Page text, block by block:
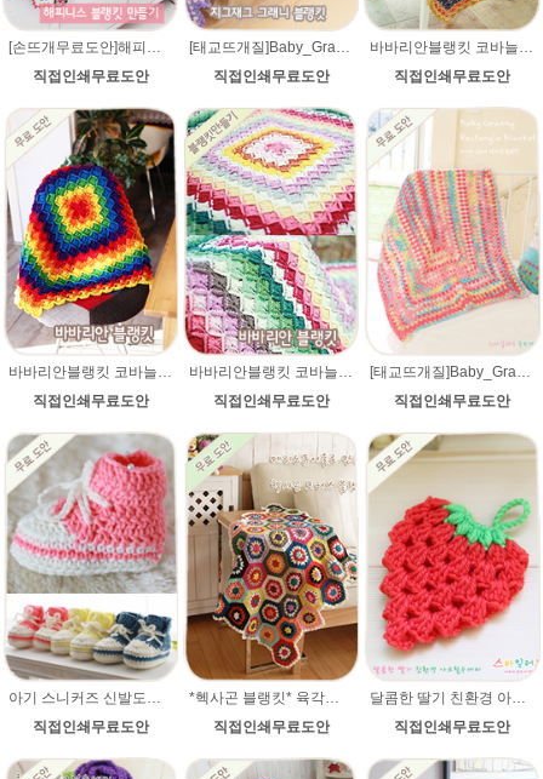
[손뜨개무료도안]해피니스 헥사곤 블랭킷뜨기/추천 육각형모티브도안 블랭킷 코바늘뜨기 패턴/핵사곤블랭킷/스마일러브 손뜨개
직접인쇄무료도안
[태교뜨개질]Baby_Granny 베이비 그래니(그레니) 지그재그 블랭킷(아기이불 코바늘뜨기) 무료도안
직접인쇄무료도안
바바리안블랭킷 코바늘뜨기 동영상/무료도안+ 뜨는법 설명_ 메리노퓨어울 털실로 제작. 북유럽블랭킷 코바늘뜨기
직접인쇄무료도안
바바리안블랭킷 코바늘뜨기 동영상/무료도안+ 뜨는법 설명_ 울라인 털실로 제작. 북유럽블랭킷 코바늘뜨기
직접인쇄무료도안
바바리안블랭킷 코바늘뜨기 동영상/무료도안+ 뜨는법 설명_ 에이미울 털실로 제작. 북유럽블랭킷 코바늘뜨기
직접인쇄무료도안
[태교뜨개질]Baby_Granny 베이비 그래니(그레니) 직사각형 블랭킷(아기이불 코바늘뜨기) 무료도안
직접인쇄무료도안
아기 스니커즈 신발도안+동영상 손뜨개/ 울라인 뜨개실로 제작 / 뜨개질 태교 / 성장앨범 손뜨개질/ 부드러운털실/아기뜨개실
직접인쇄무료도안
*헥사곤 블랭킷* 육각형모티브 코바늘뜨기 동영상+무료도안+ 뜨는법 설명_ 메리노퓨어울 털실로 제작. 북유럽블랭킷 코바늘뜨기
직접인쇄무료도안
달콤한 딸기 친환경 아크릴수세미 (무료도안) 손뜨개 뜨개질 knit
직접인쇄무료도안